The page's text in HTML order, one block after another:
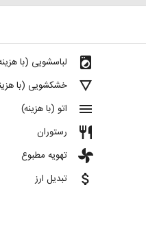
local_laundry_service لباسشویی (با
details خشکشویی (با
menu اتو (با هزینه)
restaurant رستوران
toys تهویه مطبوع
attach_money تبدیل ارز